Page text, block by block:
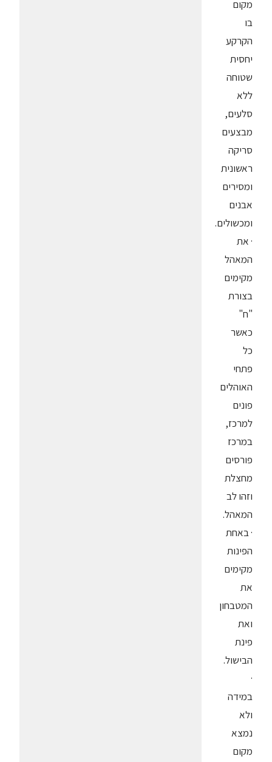
מקום
בו
הקרקע
יחסית
שטוחה
ללא
סלעים,
מבצעים
סריקה
ראשונית
ומסירים
אבנים
ומכשולים.
· את
המאהל
מקימים
בצורת
"ח"
כאשר
כל
פתחי
האוהלים
פונים
למרכז,
במרכז
פורסים
מחצלת
וזהו לב
המאהל.
· באחת
הפינות
מקימים
את
המטבחון
ואת
פינת
הבישול.
·
במידה
ולא
נמצא
מקום